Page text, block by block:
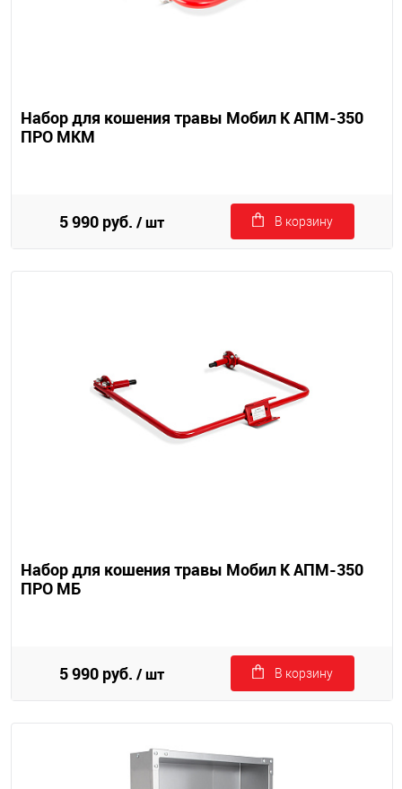
Набор для кошения травы Мобил К АПМ-350
ПРО МКМ
5 990 руб. / шт В корзину
Набор для кошения травы Мобил К АПМ-350
ПРО МБ
5 990 руб. / шт В корзину